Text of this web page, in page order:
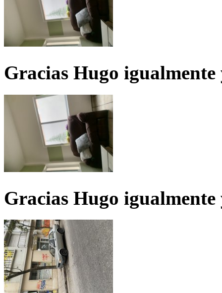
Gracias Hugo igualmente
Gracias Hugo igualmente